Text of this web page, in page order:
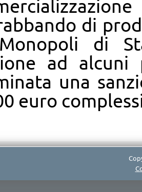
di
di
ad
una
euro